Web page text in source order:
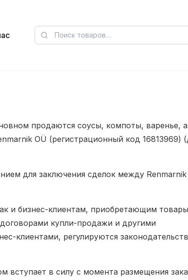
продаются соусы, компоты, варенье, а
OÜ (регистрационный код 16813969)
для заключения сделок между Renmarnik
и бизнес-клиентам, приобретающим
купли-продажи и другими
клиентами, регулируются
в силу с момента размещения